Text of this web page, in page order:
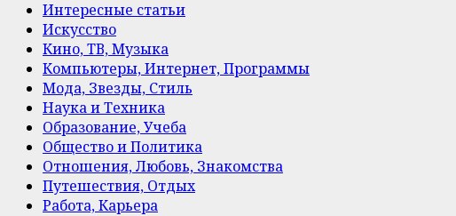
Интересные статьи
Искусство
Кино, ТВ, Музыка
Компьютеры, Интернет, Программы
Мода, Звезды, Стиль
Наука и Техника
Образование, Учеба
Общество и Политика
Отношения, Любовь, Знакомства
Путешествия, Отдых
Работа, Карьера